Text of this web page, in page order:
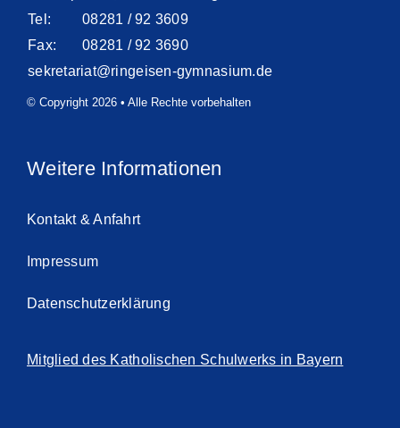
Tel:
08281 / 92 3609
Fax:
08281 / 92 3690
sekretariat@ringeisen-gymnasium.de
© Copyright 2026 • Alle Rechte vorbehalten
Weitere Informationen
Kontakt & Anfahrt
Impressum
Datenschutzerklärung
Mitglied des Katholischen Schulwerks in Bayern